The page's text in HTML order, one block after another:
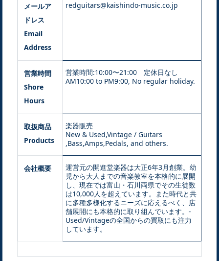
メールア
ドレス
Email
Address
redguitars@kaishindo-music.co.jp
営業時間
Shore
Hours
営業時間:10:00〜21:00 定休日なし
AM10:00 to PM9:00, No regular holiday.
取扱商品
Products
楽器販売
New & Used,Vintage / Guitars
,Bass,Amps,Pedals, and others.
会社概要
運営元の開進堂楽器は大正6年3月創業。幼
児から大人までの音楽教室を本格的に展開
し、現在では富山・石川両県でその生徒数
は10,000人を超えています。また時代と共
に多種多様化するニーズに応えるべく、店
舗展開にも本格的に取り組んでいます。-
Used/Vintageの全国からの買取にも注力
しています。